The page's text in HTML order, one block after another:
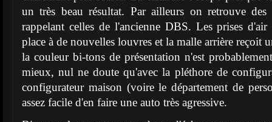
un très beau résultat. Par ailleurs on retrouve des
rappelant celles de l'ancienne DBS. Les prises d'air
place à de nouvelles louvres et la malle arrière reçoit
la couleur bi-tons de présentation n'est
mieux, nul ne doute qu'avec la pléthore de
configurateur maison (voire le département de
assez facile d'en faire une auto très agressive.